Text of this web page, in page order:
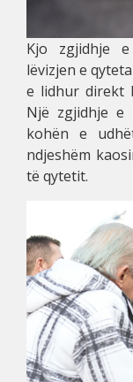
Kjo zgjidhje
lëvizjen e
e lidhur direkt
Një zgjidhje
kohën e
ndjeshëm
të qytetit.